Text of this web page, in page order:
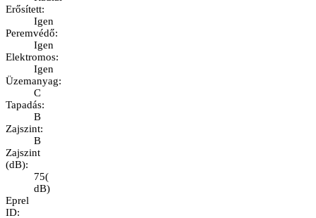
Erősített:
Igen
Peremvédő:
Igen
Elektromos:
Igen
Üzemanyag:
C
Tapadás:
B
Zajszint:
B
Zajszint
(dB):
75(
dB)
Eprel
ID: